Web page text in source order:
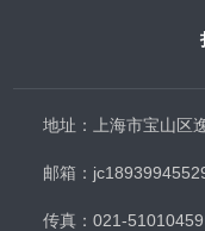
地址：上海市宝山
邮箱：
传真：021-51010459